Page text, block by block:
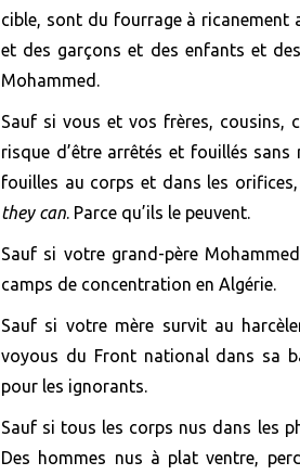
cible, sont du fourrage à ricanement
et des garçonset des enfants et
Mohammed.
Sauf si vous et vos frères, cousins,
risque d’être arrêtés et fouillés sans
fouilles au corps et dans les orifices,
they can. Parce qu’ils le peuvent.
Sauf si votre grand-père
camps de concentration en Algérie.
Sauf si votre mère survit au
voyous du Front national dans sa
pour les ignorants.
Sauf si tous les corps nus dans les
Des hommes nus à plat ventre,